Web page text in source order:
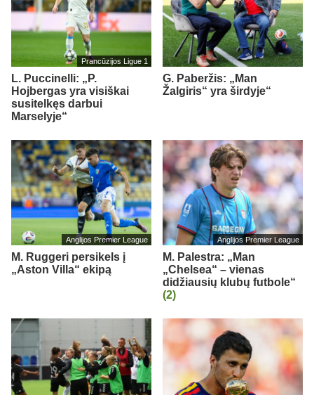
Prancūzijos Ligue 1
L. Puccinelli: „P.
Hojbergas yra visiškai
susitelkęs darbui
Marselyje“
G. Paberžis: „Man
Žalgiris“ yra širdyje“
Anglijos Premier League
M. Ruggeri persikels į
„Aston Villa“ ekipą
Anglijos Premier League
M. Palestra: „Man
„Chelsea“ – vienas
didžiausių klubų futbole“
(2)